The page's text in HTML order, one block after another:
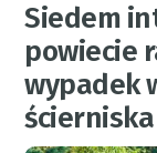
Siedem
powiecie
wypadek
ścierniska